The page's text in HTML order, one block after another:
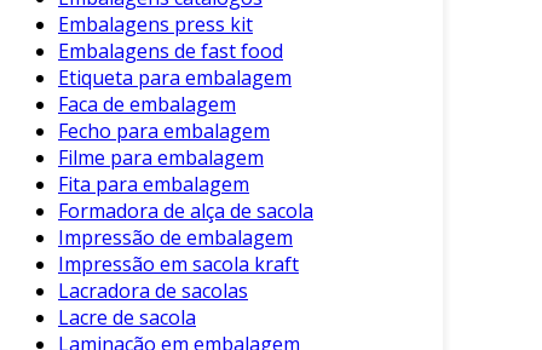
Embalagens press kit
Embalagens de fast food
Etiqueta para embalagem
Faca de embalagem
Fecho para embalagem
Filme para embalagem
Fita para embalagem
Formadora de alça de sacola
Impressão de embalagem
Impressão em sacola kraft
Lacradora de sacolas
Lacre de sacola
Laminação em embalagem